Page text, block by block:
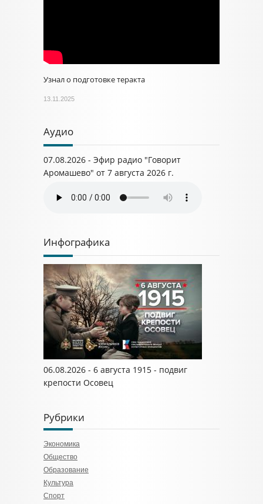
Узнал о подготовке теракта
13.11.2025
Аудио
07.08.2026 - Эфир радио "Говорит
Аромашево" от 7 августа 2026 г.
Инфографика
06.08.2026 - 6 августа 1915 - подвиг
крепости Осовец
Рубрики
Экономика
Общество
Образование
Культура
Спорт